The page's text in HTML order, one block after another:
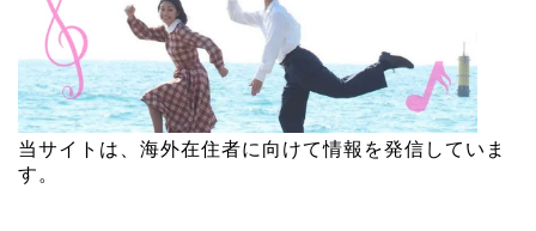
当サイトは、海外在住者に向けて情報を発信していま
す。